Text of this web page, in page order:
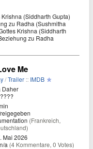
(Siddharth Gupta)
zu Radha (Sushmitha
Krishna (Siddharth
zu Radha
Me
/Trailer :: IMDB
Daher
(Frankreich,
Mai 2026
n/a (4 Kommentare, 0 Votes)